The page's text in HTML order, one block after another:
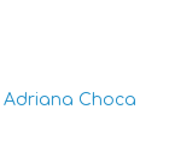
Adriana Choca